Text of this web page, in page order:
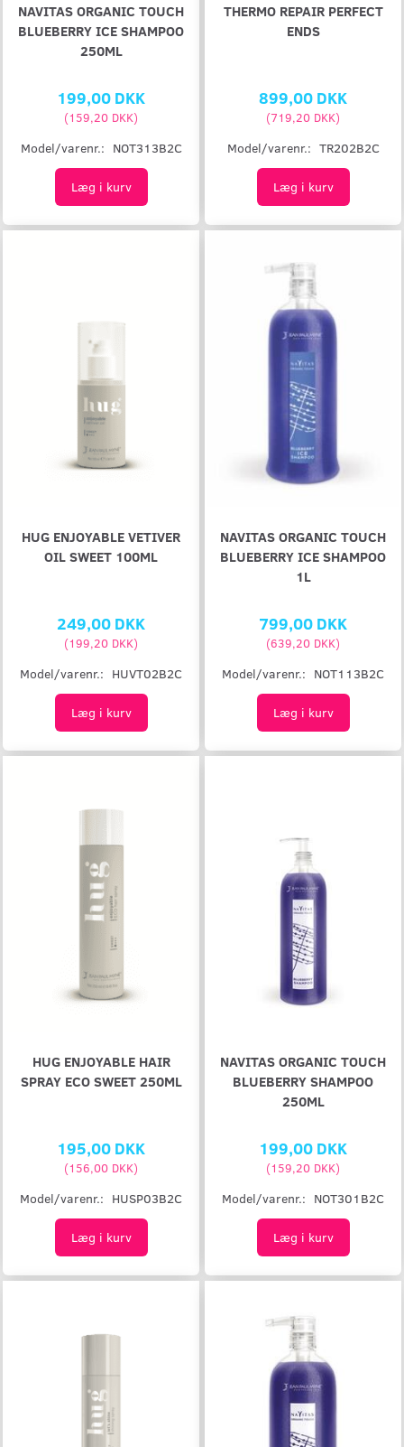
NAVITAS ORGANIC TOUCH
BLUEBERRY ICE SHAMPOO
250ML
199,00 DKK
(159,20 DKK)
Model/varenr.: NOT313B2C
Læg i kurv
THERMO REPAIR PERFECT
ENDS
899,00 DKK
(719,20 DKK)
Model/varenr.: TR202B2C
Læg i kurv
HUG ENJOYABLE VETIVER
OIL SWEET 100ML
249,00 DKK
(199,20 DKK)
Model/varenr.: HUVT02B2C
Læg i kurv
NAVITAS ORGANIC TOUCH
BLUEBERRY ICE SHAMPOO
1L
799,00 DKK
(639,20 DKK)
Model/varenr.: NOT113B2C
Læg i kurv
HUG ENJOYABLE HAIR
SPRAY ECO SWEET 250ML
195,00 DKK
(156,00 DKK)
Model/varenr.: HUSP03B2C
Læg i kurv
NAVITAS ORGANIC TOUCH
BLUEBERRY SHAMPOO
250ML
199,00 DKK
(159,20 DKK)
Model/varenr.: NOT301B2C
Læg i kurv